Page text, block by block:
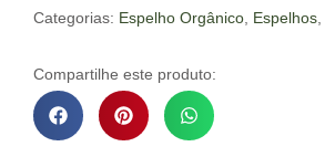
Categorias: Espelho Orgânico Espelhos
Compartilhe este produto: